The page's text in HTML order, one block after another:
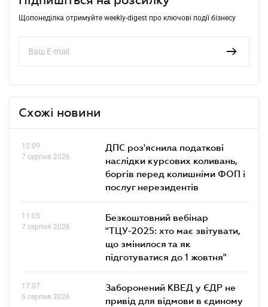
Щопонеділка отримуйте weekly-digest про ключові події бізнесу
Схожі новини
12.09
7 серпня 2026
ДПС роз'яснила податкові
наслідки курсових коливань,
боргів перед колишніми ФОП і
послуг нерезидентів
11.05
7 серпня 2026
Безкоштовний вебінар
"ТЦУ-2025: хто має звітувати,
що змінилося та як
підготуватися до 1 жовтня"
17.07
6 серпня 2026
Заборонений КВЕД у ЄДР не
привід для відмови в єдиному